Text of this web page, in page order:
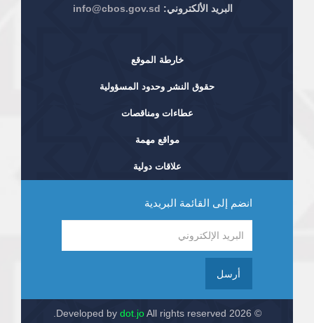
البريد الألكتروني: info@cbos.gov.sd
خارطة الموقع
حقوق النشر وحدود المسؤولية
عطاءات ومناقصات
مواقع مهمة
علاقات دولية
انضم إلى القائمة البريدية
أرسل
© 2026 Developed by
dot.joAll rights reserved.